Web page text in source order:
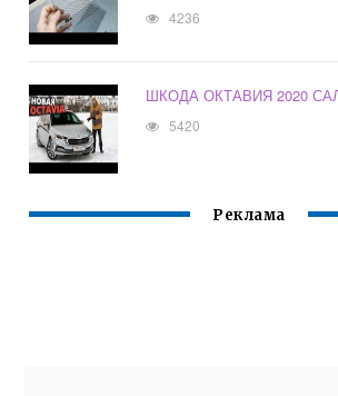
4236
ШКОДА ОКТАВИЯ 2020
5420
Реклама